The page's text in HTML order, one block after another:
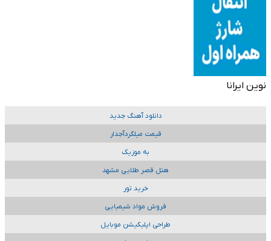
نوین ایرانا
دانلود آهنگ جدید
قیمت میلگردآجدار
به موزیک
هتل قصر طلایی مشهد
خرید تور
فروش مواد شیمیایی
طراحی اپلیکیشن موبایل